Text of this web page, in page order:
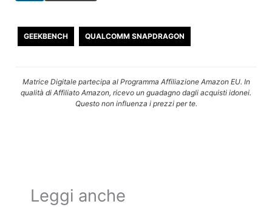
GEEKBENCH QUALCOMM SNAPDRAGON
Matrice Digitale partecipa al Programma Affiliazione Amazon EU. In
qualità di Affiliato Amazon, ricevo un guadagno dagli acquisti idonei.
Questo non influenza i prezzi per te.
Leggi anche